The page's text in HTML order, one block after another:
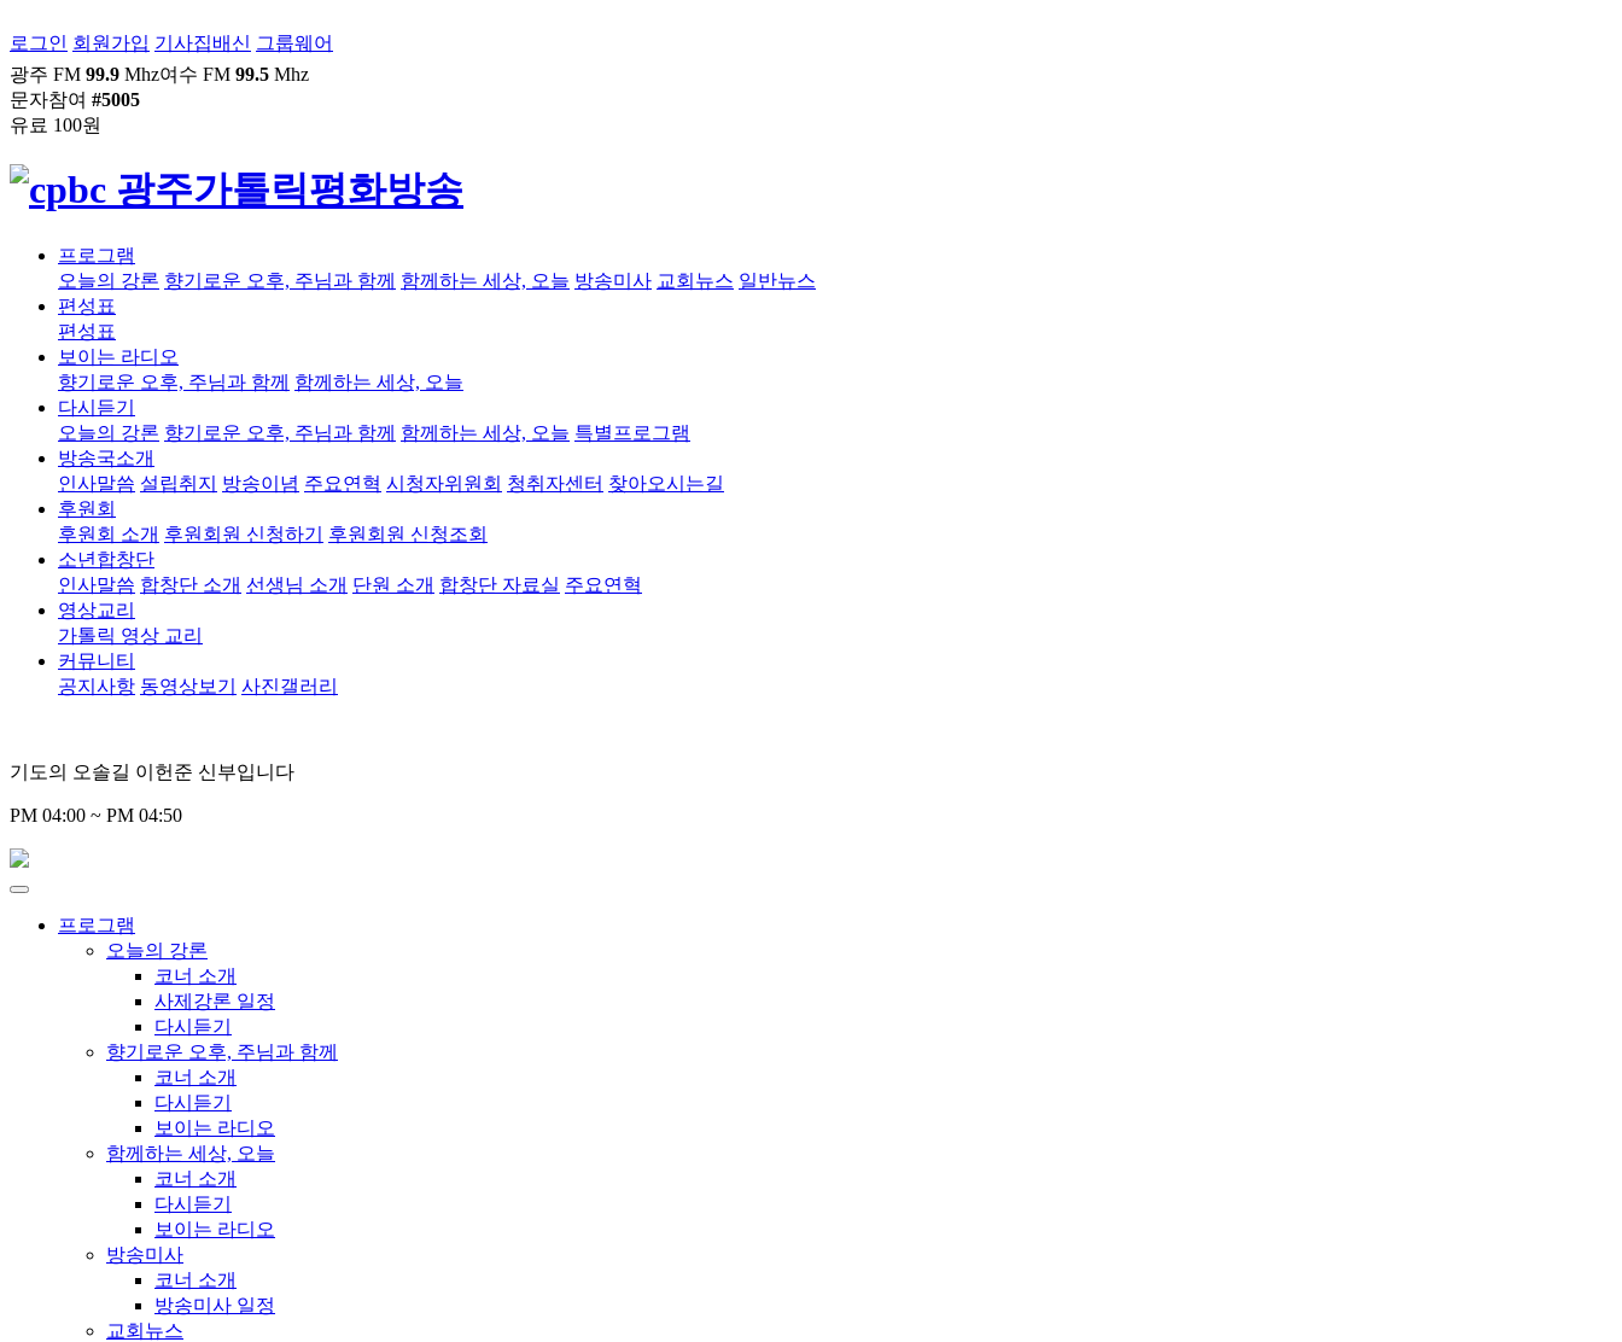
로그인 회원가입 기사집배신 그룹웨어
광주 FM 99.9 Mhz여수 FM 99.5 Mhz
문자참여 #5005
유료 100원
프로그램
오늘의 강론 향기로운 오후, 주님과 함께 함께하는 세상, 오늘 방송미사 교회뉴스 일반뉴스
편성표
편성표
보이는 라디오
향기로운 오후, 주님과 함께 함께하는 세상, 오늘
다시듣기
오늘의 강론 향기로운 오후, 주님과 함께 함께하는 세상, 오늘 특별프로그램
방송국소개
인사말씀 설립취지 방송이념 주요연혁 시청자위원회 청취자센터 찾아오시는길
후원회
후원회 소개 후원회원 신청하기
후원회원 신청조회
소년합창단
인사말씀 합창단 소개 선생님 소개 단원 소개 합창단 자료실 주요연혁
영상교리
가톨릭 영상 교리
커뮤니티
공지사항 동영상보기 사진갤러리
기도의 오솔길 이헌준 신부입니다
PM 04:00 ~ PM 04:50
프로그램
오늘의 강론
코너 소개
사제강론 일정
다시듣기
향기로운 오후, 주님과 함께
코너 소개
다시듣기
보이는 라디오
함께하는 세상, 오늘
코너 소개
다시듣기
보이는 라디오
방송미사
코너 소개
방송미사 일정
교회뉴스